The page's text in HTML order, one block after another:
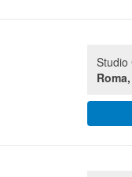
Studio
Roma,